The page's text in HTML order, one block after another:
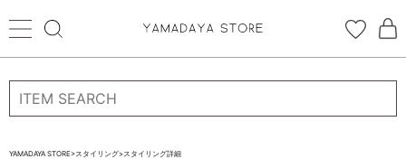
ログイン 新規会員登録
YAMADAYA STORE>スタイリング>スタイリング詳細